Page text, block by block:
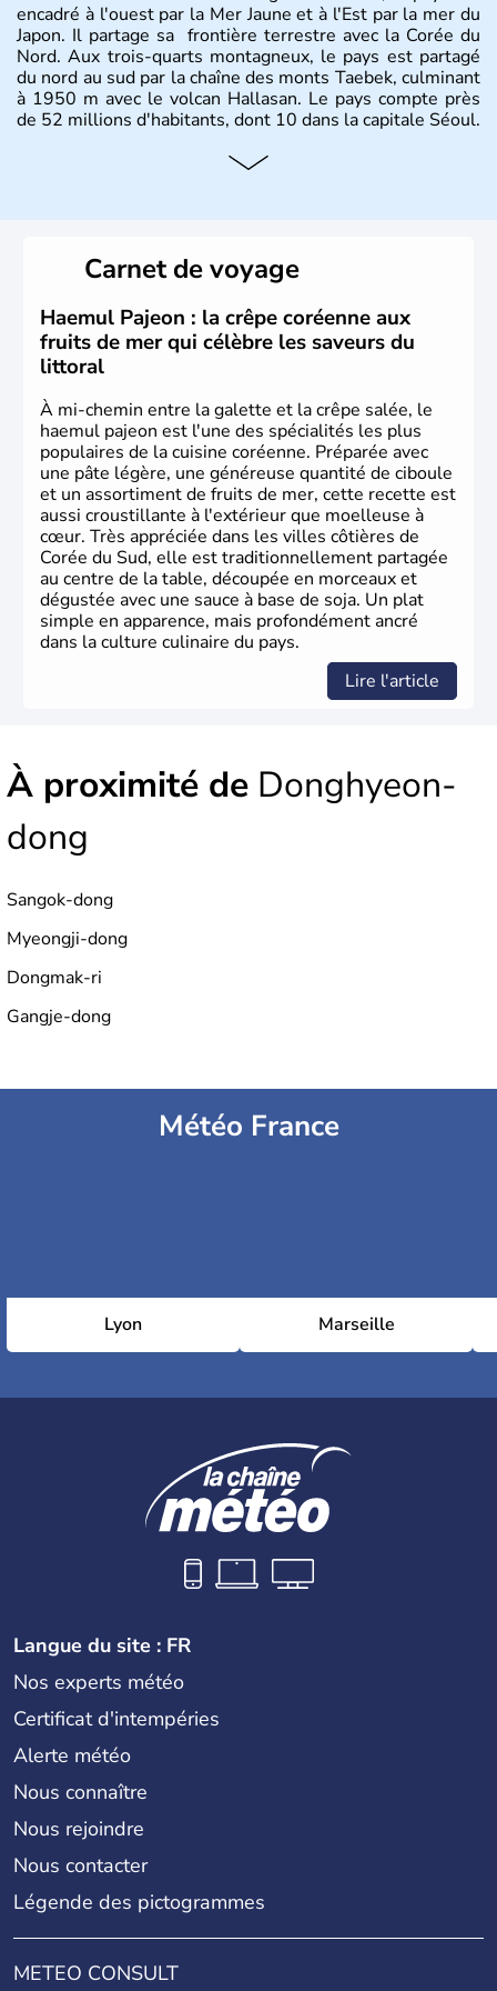
encadré à l'ouest par la Mer Jaune et à l'Est par la mer du
Japon. Il partage sa frontière terrestre avec la Corée du
Nord. Aux trois-quarts montagneux, le pays est partagé
du nord au sud par la chaîne des monts Taebek, culminant
à 1950 m avec le volcan Hallasan. Le pays compte près
de 52 millions d'habitants, dont 10 dans la capitale Séoul.
Histoire et administration
christianisme et le bouddhisme en sont les deux
principales religions. Ce pays partage sa culture avec la
Corée du Nord. Les Jeux Olympiques s’y sont déroulés en
1988, de même que la Coupe du Monde de football en
2002, en collaboration avec le Japon.
Carnet de voyage
Haemul Pajeon : la crêpe coréenne aux
fruits de mer qui célèbre les saveurs du
littoral
À mi-chemin entre la galette et la crêpe salée, le
haemul pajeon est l'une des spécialités les plus
populaires de la cuisine coréenne. Préparée avec
une pâte légère, une généreuse quantité de ciboule
et un assortiment de fruits de mer, cette recette est
aussi croustillante à l'extérieur que moelleuse à
cœur. Très appréciée dans les villes côtières de
Corée du Sud, elle est traditionnellement partagée
au centre de la table, découpée en morceaux et
dégustée avec une sauce à base de soja. Un plat
simple en apparence, mais profondément ancré
dans la culture culinaire du pays.
Lire l'article
À proximité de Donghyeon-
dong
Sangok-dong
Myeongji-dong
Dongmak-ri
Gangje-dong
Météo France
Lyon Marseille
Langue du site : FR
Nos experts météo
Certificat d'intempéries
Alerte météo
Nous connaître
Nous rejoindre
Nous contacter
Légende des pictogrammes
METEO CONSULT